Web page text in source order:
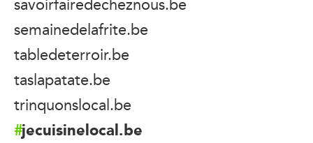
semainedelafrite.be
tabledeterroir.be
taslapatate.be
trinquonslocal.be
jecuisinelocal.be